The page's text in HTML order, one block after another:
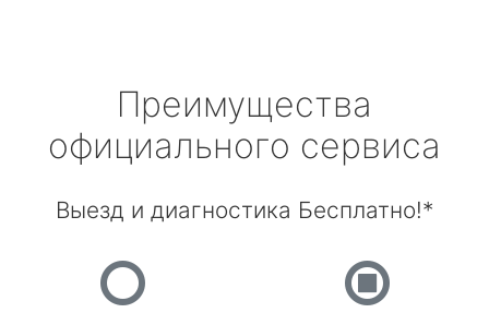
Преимущества
официального сервиса
Выезд и диагностика Бесплатно!*